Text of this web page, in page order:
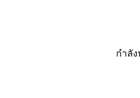
กำลั